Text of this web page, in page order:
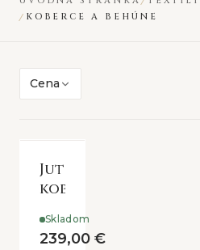
KOBERCE A BEHÚNE
Cena
Jutový
koberec
Skladom
239,00 €